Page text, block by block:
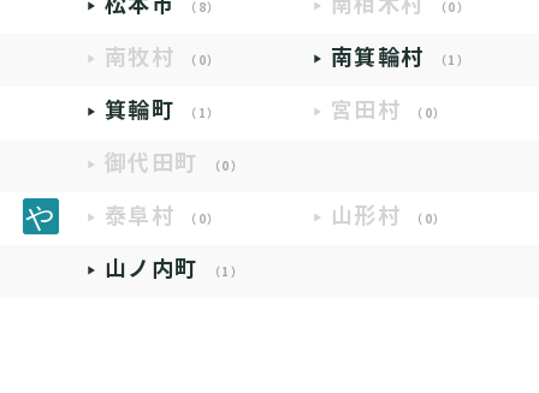
（8） （0）
南牧村 （0） 南箕輪村 （1）
箕輪町 （1） 宮田村 （0）
御代田町 （0）
泰阜村 （0） 山形村 （0）
山ノ内町 （1）